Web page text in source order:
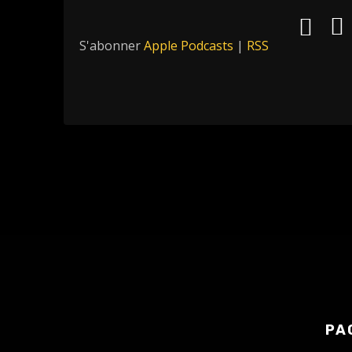
S'abonnerApple Podcasts | RSS